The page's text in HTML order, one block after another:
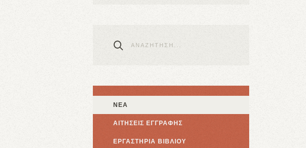
ΝΕΑ
ΑΙΤΗΣΕΙΣ ΕΓΓΡΑΦΗΣ
ΕΡΓΑΣΤΗΡΙΑ ΒΙΒΛΙΟΥ